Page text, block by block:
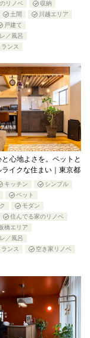
リノベ
収納
土間
川越エリア
戸建て
／風呂
ンス
心地よさを。ペットと
イクな住まい｜東京都
キッチン
シンプル
ペット
モダン
住んでる家のリノベ
橋エリア
／風呂
ンス
空き家リノベ